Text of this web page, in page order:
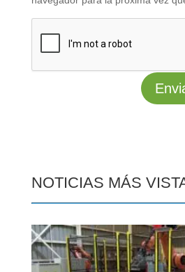
NOTICIAS MÁS